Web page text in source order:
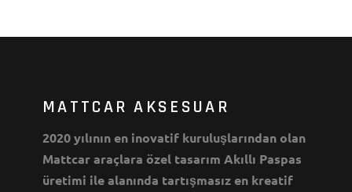
MATTCAR AKSESUAR
2020 yılının en inovatif kuruluşlarından olan
Mattcar araçlara özel tasarım Akıllı Paspas
üretimi ile alanında tartışmasız en kreatif